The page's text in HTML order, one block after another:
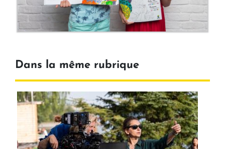
Dans la même rubrique